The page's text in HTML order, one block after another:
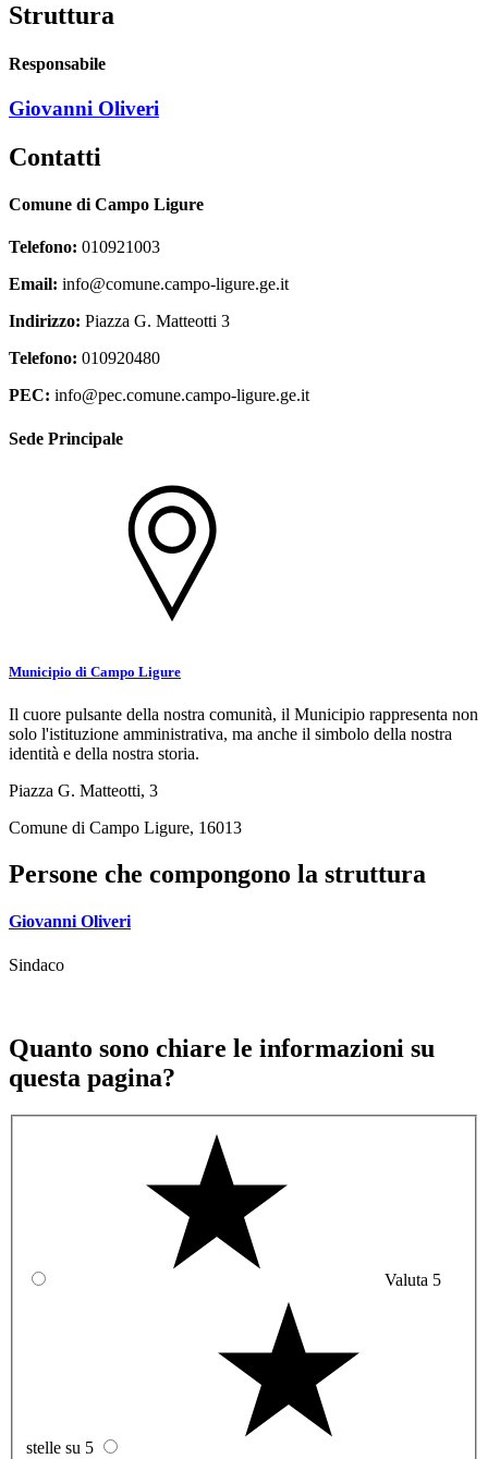
Struttura
Responsabile
Giovanni Oliveri
Contatti
Comune di Campo Ligure
Telefono: 010921003
Email: info@comune.campo-ligure.ge.it
Indirizzo: Piazza G. Matteotti 3
Telefono: 010920480
PEC: info@pec.comune.campo-ligure.ge.it
Sede Principale
Municipio di Campo Ligure
Il cuore pulsante della nostra comunità, il Municipio rappresenta non
solo l'istituzione amministrativa, ma anche il simbolo della nostra
identità e della nostra storia.
Piazza G. Matteotti, 3
Comune di Campo Ligure, 16013
Persone che compongono la struttura
Giovanni Oliveri
Sindaco
Quanto sono chiare le informazioni su
questa pagina?
Valuta 5
stelle su 5